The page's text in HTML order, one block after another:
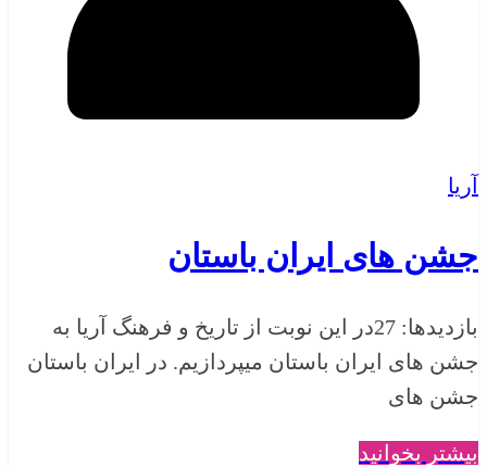
آریا
جشن های ایران باستان
بازدیدها: 27در این نوبت از تاریخ و فرهنگ آریا به
جشن های ایران باستان میپردازیم. در ایران باستان
جشن های
بیشتر بخوانید